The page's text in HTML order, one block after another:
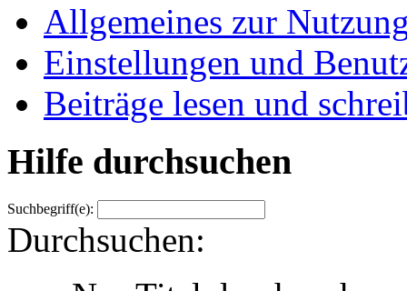
Allgemeines zur
Einstellungen und
Beiträge lesen und
Hilfe durchsuchen
Suchbegriff(e):
Durchsuchen: